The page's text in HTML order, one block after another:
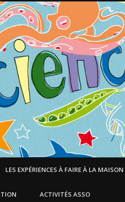
LES EXPÉRIENCES À FAIRE À LA MAISON
ACTIVITÉS ASSO